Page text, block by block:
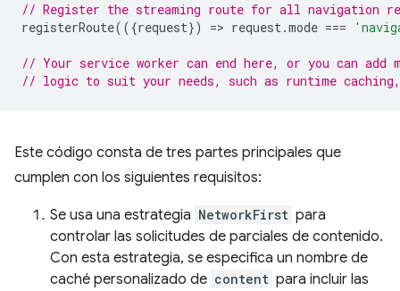
// Register the streaming route for all navigation
registerRoute(({request}) => request.mode ===
// Your service worker can end here, or you can add
// logic to suit your needs, such as runtime
Este código consta de tres partes principales que
cumplen con los siguientes requisitos:
Se usa una estrategia NetworkFirst para
controlar las solicitudes de parciales de contenido.
Con esta estrategia, se especifica un nombre de
caché personalizado de content para incluir las